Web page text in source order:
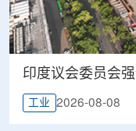
印度议会委员会
工业 2026-08-08